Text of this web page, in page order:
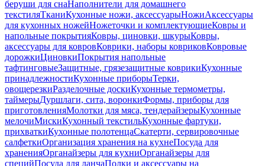
беруши для снаНаполнители для домашнего
текстиляТканиКухонные ножи, аксессуарыНожиАксессуары
для кухонных ножейНожеточки и комплектующиеКовры и
напольные покрытияКовры, циновки, шкурыКовры,
аксессуары для ковровКоврики, наборы ковриковКовровые
дорожкиЦиновкиПокрытия напольные
тафтинговыеЗащитные, грязезащитные коврикиКухонные
принадлежностиКухонные приборыТерки,
овощерезкиРазделочные доскиКухонные термометры,
таймерыДуршлаги, сита, воронкиФормы, приборы для
приготовленияМолотки для мяса, тендерайзерыКухонные
мелочиМискиКухонный текстильКухонные фартуки,
прихваткиКухонные полотенцаСкатерти, сервировочные
салфеткиОрганизация хранения на кухнеПосуда для
храненияОрганайзеры для кухниОрганайзеры для
специйПосуда для ланчаПолки и аксессуары на